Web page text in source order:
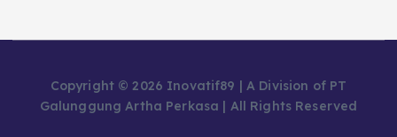
Copyright © 2026 Inovatif89 | A Division of PT
Galunggung Artha Perkasa | All Rights Reserved